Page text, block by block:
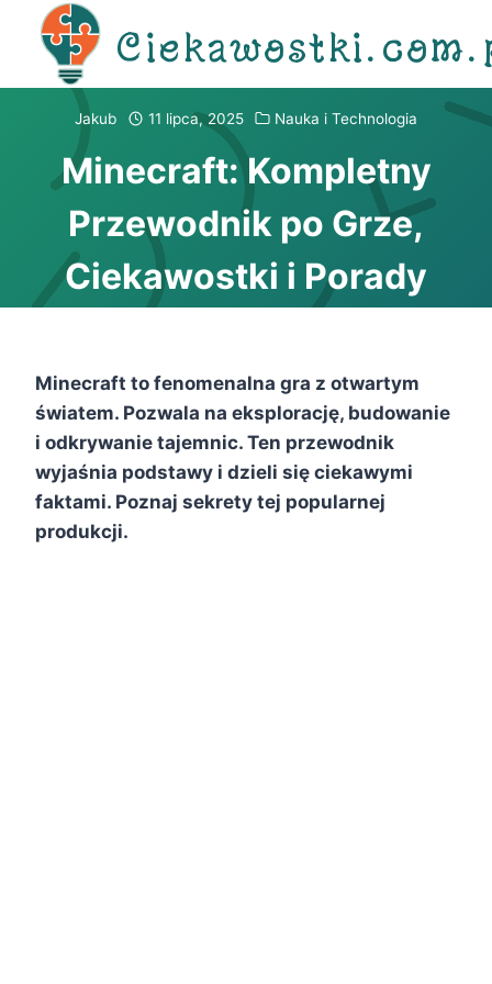
Przejdź
Jakub 11 lipca, 2025 Nauka i Technologia
Minecraft: Kompletny
Przewodnik po Grze,
Ciekawostki i Porady
Minecraft to fenomenalna gra z otwartym
światem. Pozwala na eksplorację, budowanie
i odkrywanie tajemnic. Ten przewodnik
wyjaśnia podstawy i dzieli się ciekawymi
faktami. Poznaj sekrety tej popularnej
produkcji.